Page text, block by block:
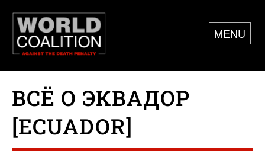
MENU
ВСЁ О ЭКВАДОР
[ECUADOR]